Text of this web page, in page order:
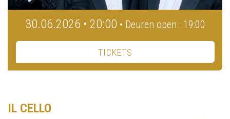
30.06.2026 • 20:00 • Deuren open : 19:00
TICKETS
IL CELLO